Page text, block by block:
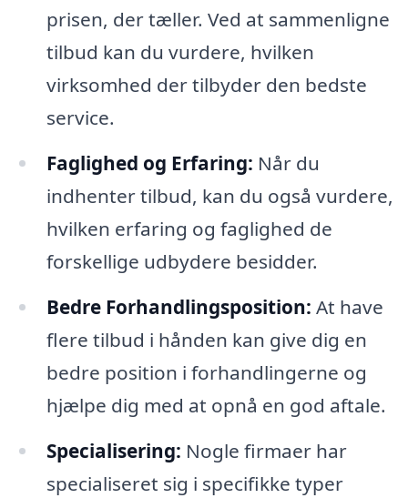
prisen, der tæller. Ved at sammenligne
tilbud kan du vurdere, hvilken
virksomhed der tilbyder den bedste
service.
Faglighed og Erfaring: Når du
indhenter tilbud, kan du også vurdere,
hvilken erfaring og faglighed de
forskellige udbydere besidder.
Bedre Forhandlingsposition: At have
flere tilbud i hånden kan give dig en
bedre position i forhandlingerne og
hjælpe dig med at opnå en god aftale.
Specialisering: Nogle firmaer har
specialiseret sig i specifikke typer